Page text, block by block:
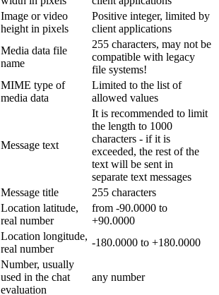
Image or video
height in pixels
Positive integer, limited by
client applications
Media data file
name
255 characters, may not be
compatible with legacy
file systems!
MIME type of
media data
Limited to the list of
allowed values
Message text
It is recommended to limit
the length to 1000
characters - if it is
exceeded, the rest of the
text will be sent in
separate text messages
Message title
255 characters
Location latitude,
real number
from -90.0000 to
+90.0000
Location longitude,
real number
-180.0000 to +180.0000
Number, usually
used in the chat
evaluation
any number